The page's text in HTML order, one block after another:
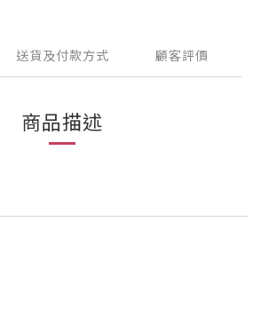
送貨及付款方式 顧客評價
商品描述